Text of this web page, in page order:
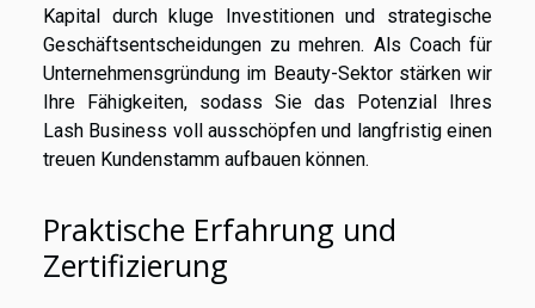
Kapital durch kluge Investitionen und strategische
Geschäftsentscheidungen zu mehren. Als Coach für
Unternehmensgründung im Beauty-Sektor stärken wir
Ihre Fähigkeiten, sodass Sie das Potenzial Ihres
Lash Business voll ausschöpfen und langfristig einen
treuen Kundenstamm aufbauen können.
Praktische Erfahrung und
Zertifizierung